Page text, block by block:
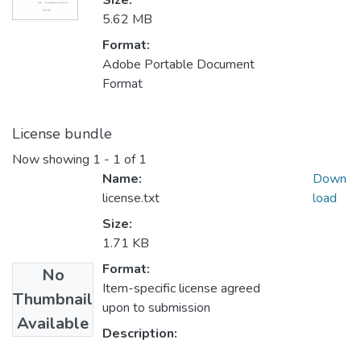
5.62 MB
Format:
Adobe Portable Document
Format
License bundle
Now showing 1 - 1 of 1
No
Thumbnail
Available
Name:
license.txt
Size:
1.71 KB
Format:
Item-specific license agreed
upon to submission
Description:
Down
load